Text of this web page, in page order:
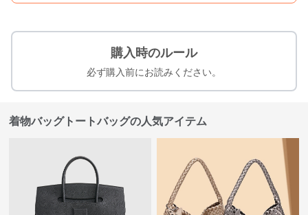
購入時のルール
必ず購入前にお読みください。
着物バッグトートバッグの人気アイテム